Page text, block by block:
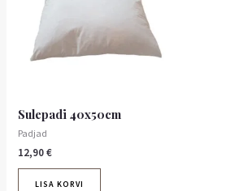
Sulepadi 40x50cm
Padjad
12,90€
LISA KORVI